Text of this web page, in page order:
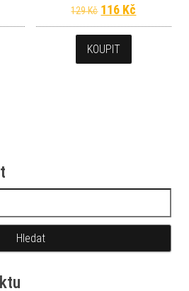
byla: 129 Kč.
cena je: 116 Kč.
129Kč Původní cena
116 Kč
KOUPIT